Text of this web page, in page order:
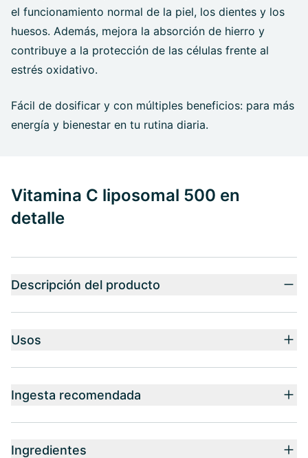
el funcionamiento normal de la piel, los dientes y los
huesos. Además, mejora la absorción de hierro y
contribuye a la protección de las células frente al
estrés oxidativo.
Fácil de dosificar y con múltiples beneficios: para más
energía y bienestar en tu rutina diaria.
Vitamina C liposomal 500 en
detalle
Descripción del producto
Usos
Ingesta recomendada
Ingredientes